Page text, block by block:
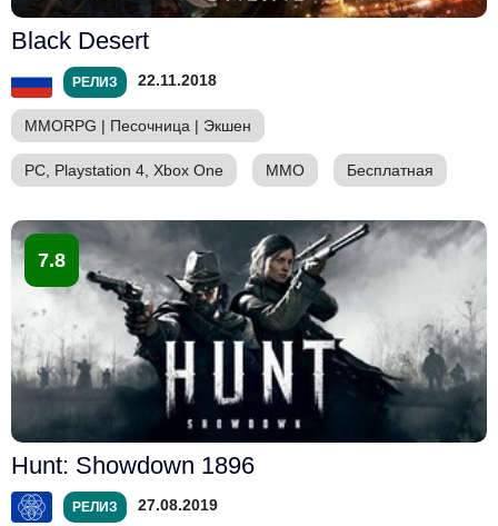
Black Desert
РЕЛИЗ 22.11.2018
MMORPG | Песочница | Экшен
PC, Playstation 4, Xbox One ММО Бесплатная
7.8
Hunt: Showdown 1896
РЕЛИЗ 27.08.2019